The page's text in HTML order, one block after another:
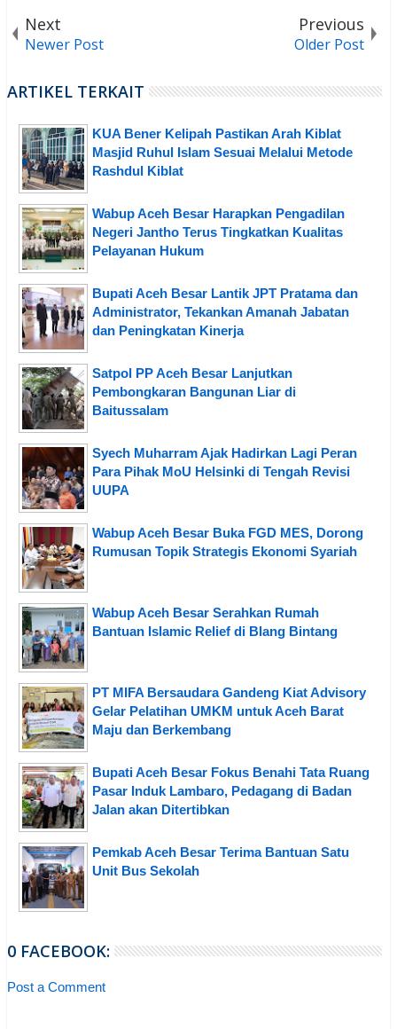
Next
Newer Post
Previous
Older Post
ARTIKEL TERKAIT
KUA Bener Kelipah Pastikan Arah Kiblat
Masjid Ruhul Islam Sesuai Melalui Metode
Rashdul Kiblat
Wabup Aceh Besar Harapkan Pengadilan
Negeri Jantho Terus Tingkatkan Kualitas
Pelayanan Hukum
Bupati Aceh Besar Lantik JPT Pratama dan
Administrator, Tekankan Amanah Jabatan
dan Peningkatan Kinerja
Satpol PP Aceh Besar Lanjutkan
Pembongkaran Bangunan Liar di
Baitussalam
Syech Muharram Ajak Hadirkan Lagi Peran
Para Pihak MoU Helsinki di Tengah Revisi
UUPA
Wabup Aceh Besar Buka FGD MES, Dorong
Rumusan Topik Strategis Ekonomi Syariah
Wabup Aceh Besar Serahkan Rumah
Bantuan Islamic Relief di Blang Bintang
PT MIFA Bersaudara Gandeng Kiat Advisory
Gelar Pelatihan UMKM untuk Aceh Barat
Maju dan Berkembang
Bupati Aceh Besar Fokus Benahi Tata Ruang
Pasar Induk Lambaro, Pedagang di Badan
Jalan akan Ditertibkan
Pemkab Aceh Besar Terima Bantuan Satu
Unit Bus Sekolah
0 FACEBOOK:
Post a Comment